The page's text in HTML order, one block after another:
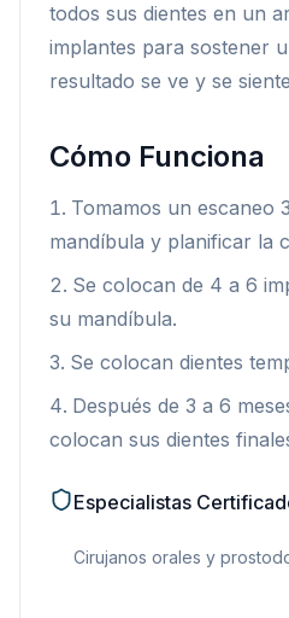
todos sus dientes en un
implantes para sostener
resultado se ve y se
Cómo Funciona
Tomamos un escaneo
mandíbula y planificar la
Se colocan de 4 a 6
su mandíbula.
Se colocan dientes
Después de 3 a 6
colocan sus dientes
Especialistas
Cirujanos orales y